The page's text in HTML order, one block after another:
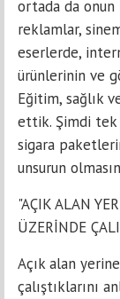
ortada da onun
reklamlar,
eserlerde,
ürünlerinin ve
Eğitim, sağlık
ettik. Şimdi tek
sigara
unsurun
"AÇIK ALAN
ÜZERİNDE
Açık alan
çalıştıklarını